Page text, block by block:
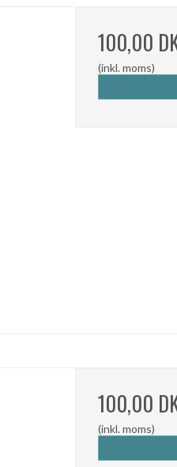
100,00
(inkl. moms)
100,00
(inkl. moms)